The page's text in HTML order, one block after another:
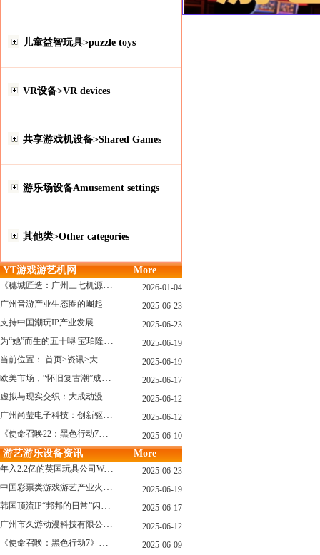
儿童益智玩具>puzzle toys
VR设备>VR devices
共享游戏机设备>Shared Games
游乐场设备Amusement settings
其他类>Other categories
YT游戏游艺机网
More
《穗城匠造：广州三七机源头的工厂店密码》
2026-01-04
广州音游产业生态圈的崛起
2025-06-23
支持中国潮玩IP产业发展
2025-06-23
为“她”而生的五十噚 宝珀隆重推出全新五十噚女士潜水腕表 2025-06-19
当前位置： 首页>资讯>大型游戏展览和新游戏厅6月大温揭幕 大型游戏展览和新游戏厅6月大温揭幕 2025-06-19
欧美市场，“怀旧复古潮”成今年爆火！ 2025-06-17
虚拟与现实交织：大成动漫如何用"数字工匠精神"重塑游艺产业价值生态 2025-06-12
广州尚莹电子科技：创新驱动，引领游艺产业智能化新浪潮 2025-06-12
《使命召唤22：黑色行动7》战役模式传闻引不满:玩家将扮演无名士兵 2025-06-10
游艺游乐设备资讯
More
年入2.2亿的英国玩具公司Wow! Stuff被收购！
2025-06-23
中国彩票类游戏游艺产业火红现状深度分析 2025-06-19
韩国顶流IP“邦邦的日常”闪现深圳 2025-06-17
广州市久游动漫科技有限公司：创新驱动，引领游艺产业新浪潮 2025-06-12
《使命召唤：黑色行动7》问题多多：或将重蹈覆辙 2025-06-09